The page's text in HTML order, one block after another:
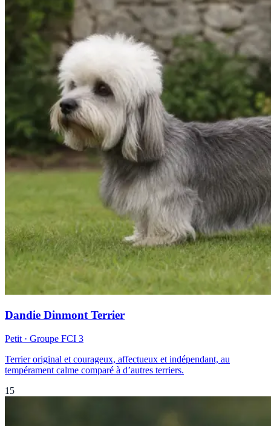
Dandie Dinmont Terrier
Petit · Groupe FCI 3
Terrier original et courageux, affectueux et indépendant, au
tempérament calme comparé à d’autres terriers.
15